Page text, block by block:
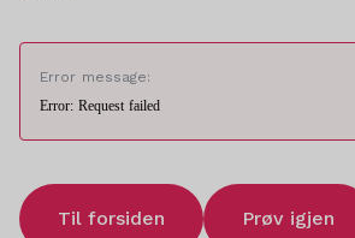
Error message:
Error: Request failed
Til forsiden Prøv igjen